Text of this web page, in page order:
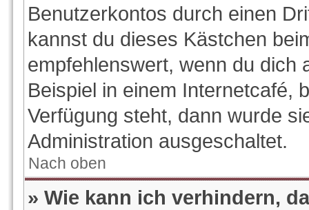
Benutzerkontos durch einen
kannst du dieses Kästchen
empfehlenswert, wenn du dich
Beispiel in einem Internetcafé,
Verfügung steht, dann wurde
Administration ausgeschaltet.
Nach oben
» Wie kann ich verhindern,